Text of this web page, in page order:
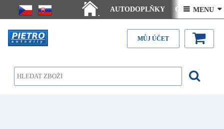
.
AUTODOPLŇKY Ceny doručení
Články - návody Kontakt
 MENU 
MŮJ ÚČET